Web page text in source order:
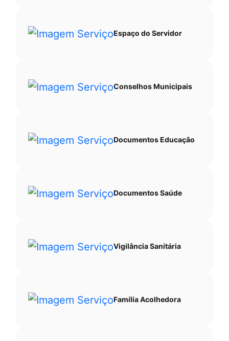
Espaço do Servidor
Conselhos Municipais
Documentos Educação
Documentos Saúde
Vigilância Sanitária
Família Acolhedora